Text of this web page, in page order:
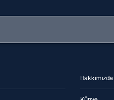
Hakkımızda